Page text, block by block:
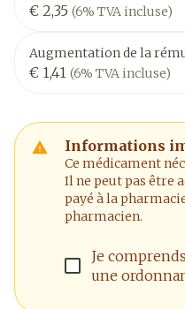
€ 2,35 (6% TVA incluse)
Augmentation de la
€ 1,41 (6% TVA incluse)
Informations
Ce médicament
Il ne peut pas être
payé à la
pharmacien.
Je
une